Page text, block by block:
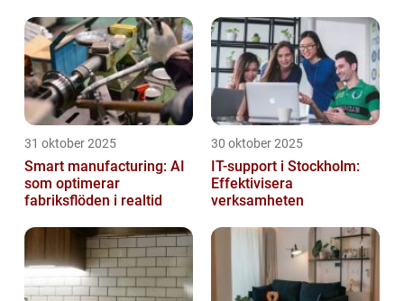
31 oktober 2025
Smart manufacturing: AI
som optimerar
fabriksflöden i realtid
30 oktober 2025
IT-support i Stockholm:
Effektivisera
verksamheten